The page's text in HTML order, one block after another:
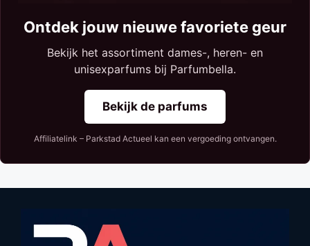
Ontdek jouw nieuwe favoriete geur
Bekijk het assortiment dames-, heren- en
unisexparfums bij Parfumbella.
Bekijk de parfums
Affiliatelink – Parkstad Actueel kan een vergoeding ontvangen.